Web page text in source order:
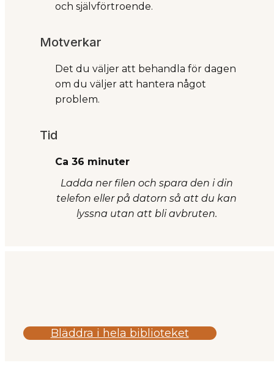
och självförtroende.
Motverkar
Det du väljer att behandla för dagen
om du väljer att hantera något
problem.
Tid
Ca 36 minuter
Ladda ner filen och spara den i din
telefon eller på datorn så att du kan
lyssna utan att bli avbruten.
Bläddra i hela biblioteket